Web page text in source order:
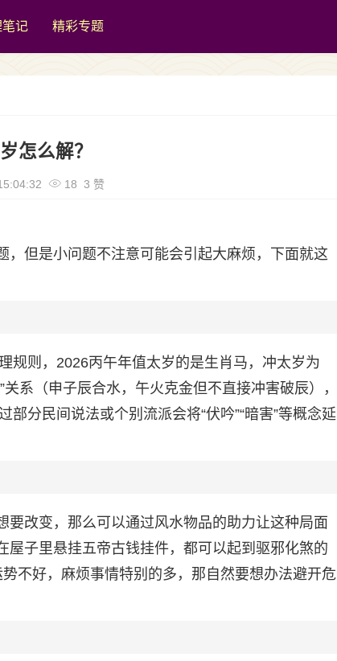
记 精彩专题
怎么解？
18 3 赞
但是小问题不注意可能会引起大麻烦，下面就这
规则，2026丙午年值太岁的是生肖马，冲太岁为
系（申子辰合水，午火克金但不直接冲害破辰），
分民间说法或个别流派会将“伏吟”“暗害”等概念延
改变，那么可以通过风水物品的助力让这种局面
子里悬挂五帝古钱挂件，都可以起到驱邪化煞的
不好，麻烦事情特别的多，那自然要想办法避开危